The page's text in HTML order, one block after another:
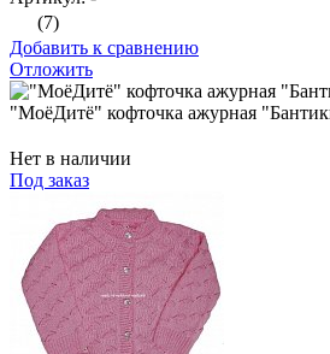
(7)
Добавить к сравнению
Отложить
"МоёДитё" кофточка ажурная
Нет в наличии
Под заказ